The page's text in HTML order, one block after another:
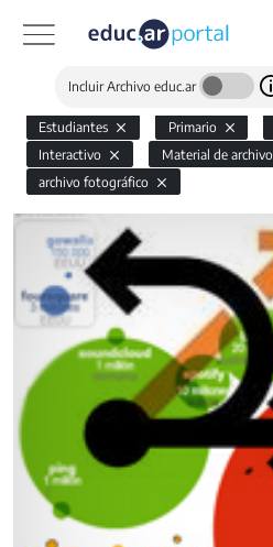
Incluir Archivo educ.ar
Estudiantes Primario
Interactivo
Material de archivo
archivo fotográfico